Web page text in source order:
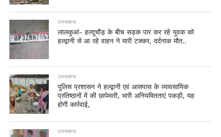
उत्तराखण्ड
लालकुआं- हल्दूचौड़ के बीच सड़क पार कर रहे युवक को
हल्द्वानी से आ रहे वाहन ने मारी टक्कर, दर्दनाक मौत..
उत्तराखण्ड
पुलिस प्रशासन ने हल्द्वानी एवं आसपास के व्यावसायिक
प्रतिष्ठानों में की छापेमारी, भारी अनियमितताएं पकड़ी, यह
होगी कार्रवाई,
उत्तराखण्ड